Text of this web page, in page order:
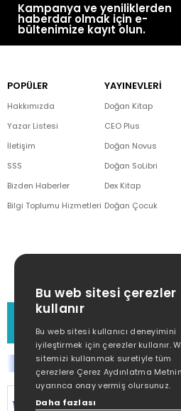
Kampanya ve yeniliklerden
haberdar olmak için e-
bültenimize kayıt olun.
POPÜLER
Hakkımızda
Yazar Listesi
İletişim
SSS
Bizden Haberler
Bilgi Toplumu Hizmetleri
YAYINEVLERİ
Doğan Kitap
CEO Plus
Doğan Novus
Doğan SoLibri
Dex Kitap
Doğan Çocuk
MÜŞTERİ HİZMETLERİ
(0212) 373 77 00
SİTEMİZ
Bu web sitesi çerezler
kullanır
Bu web sitesi kullanıcı deneyimini
iyileştirmek için çerezler kullanır.
sitemizi kullanmak suretiyle tüm
çerezlere Çerez Aydınlatma
uyarınca onay vermiş olursunuz.
Daha fazlası